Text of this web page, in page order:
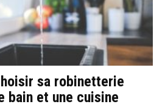
sa robinetterie
bain et une cuisine